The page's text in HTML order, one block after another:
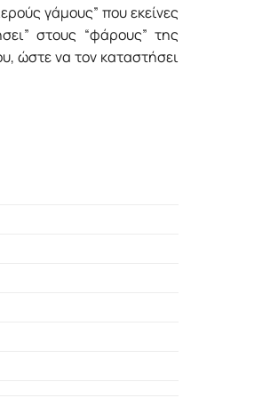
γάμους” που εκείνες
στους “φάρους” της
ώστε να τον καταστήσει